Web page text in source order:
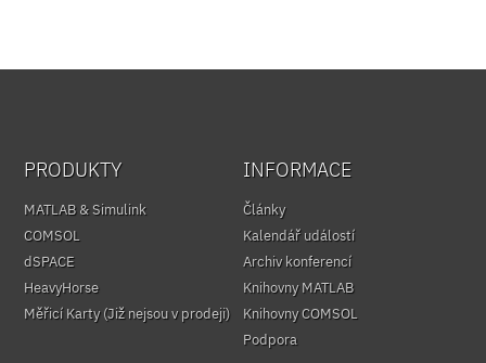
PRODUKTY
MATLAB & Simulink
COMSOL
dSPACE
HeavyHorse
Měřicí Karty (Již nejsou v prodeji)
INFORMACE
Články
Kalendář událostí
Archiv konferencí
Knihovny MATLAB
Knihovny COMSOL
Podpora